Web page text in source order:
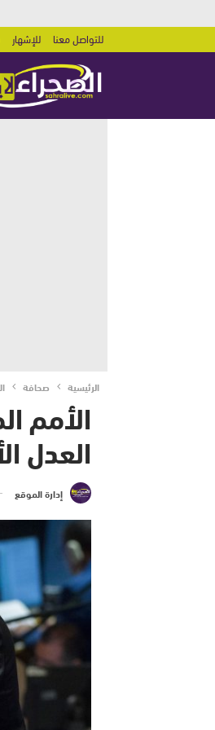
للتواصل معنا للإشهار
الرئيسية صحافة
الأمم
العدل
إدارة الموقع